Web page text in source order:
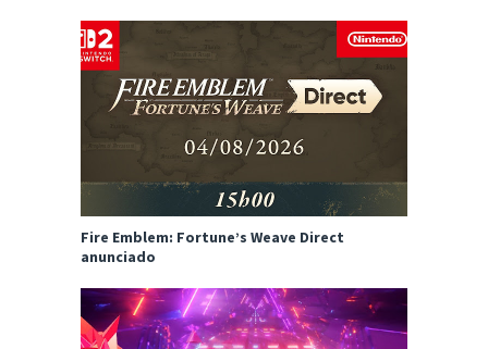
Fire Emblem: Fortune’s Weave Direct
anunciado